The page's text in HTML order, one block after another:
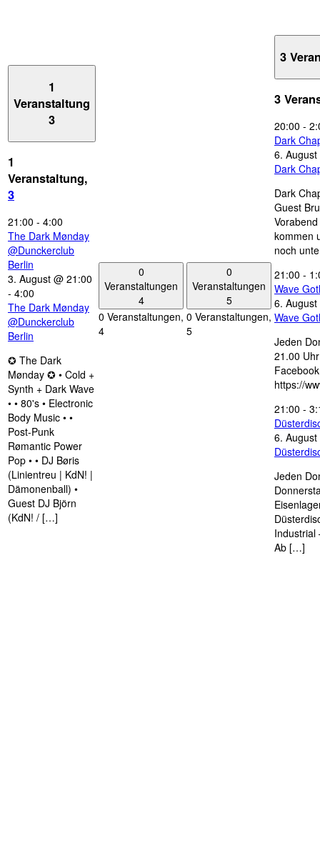
1
Veranstaltung
3
1
Veranstaltung,
3
21:00 - 4:00
The Dark Mønday
@Dunckerclub
Berlin
3. August @ 21:00
- 4:00
The Dark Mønday
@Dunckerclub
Berlin
✪ The Dark
Mønday ✪ • Cold +
Synth + Dark Wave
• • 80's • Electronic
Body Music • •
Post-Punk
Rømantic Power
Pop • • DJ Børis
(Linientreu | KdN! |
Dämonenball) •
Guest DJ Björn
(KdN! / […]
0
Veranstaltungen
4
0 Veranstaltungen,
4
0
Veranstaltungen
5
0 Veranstaltungen,
5
3
3
20:00 -
Dark
6.
Dark
Dark
Guest
kommen
noch
21:00 -
Wave
6.
Wave
Jeden
21.00
https://
21:00 -
6.
Jeden
Industrial
Ab […]